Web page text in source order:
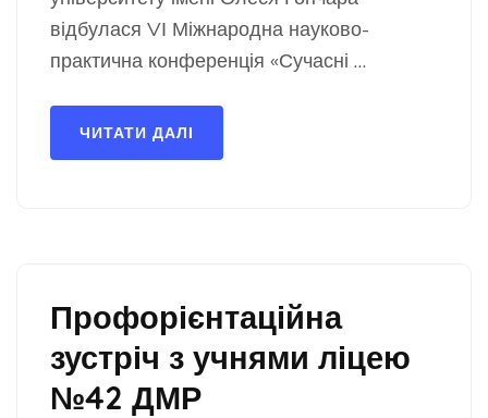
відбулася VІ Міжнародна науково-
практична конференція «Сучасні …
ЧИТАТИ ДАЛІ
Профорієнтаційна
зустріч з учнями ліцею
№42 ДМР